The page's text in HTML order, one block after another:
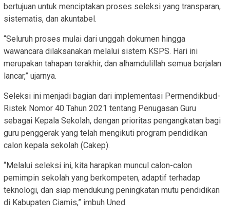
bertujuan untuk menciptakan proses seleksi yang transparan,
sistematis, dan akuntabel.
“Seluruh proses mulai dari unggah dokumen hingga
wawancara dilaksanakan melalui sistem KSPS. Hari ini
merupakan tahapan terakhir, dan alhamdulillah semua berjalan
lancar,” ujarnya.
Seleksi ini menjadi bagian dari implementasi Permendikbud-
Ristek Nomor 40 Tahun 2021 tentang Penugasan Guru
sebagai Kepala Sekolah, dengan prioritas pengangkatan bagi
guru penggerak yang telah mengikuti program pendidikan
calon kepala sekolah (Cakep).
“Melalui seleksi ini, kita harapkan muncul calon-calon
pemimpin sekolah yang berkompeten, adaptif terhadap
teknologi, dan siap mendukung peningkatan mutu pendidikan
di Kabupaten Ciamis,” imbuh Uned.